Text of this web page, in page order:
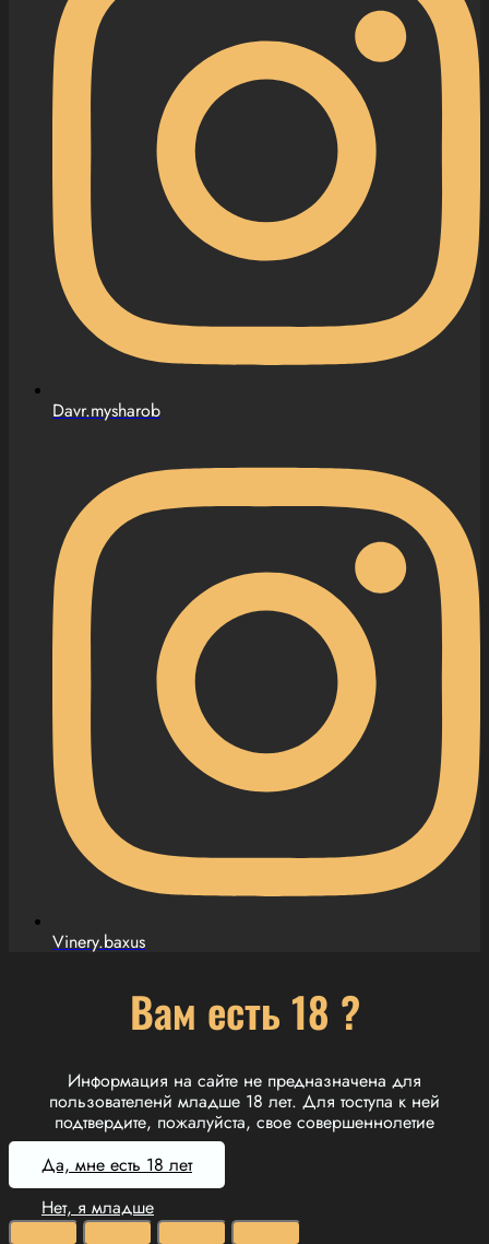
Davr.mysharob
Vinery.baxus
Вам есть 18 ?
Информация на сайте не предназначена для
пользователенй младше 18 лет. Для тоступа к ней
подтвердите, пожалуйста, свое совершеннолетие
Да, мне есть 18 лет
Нет, я младше